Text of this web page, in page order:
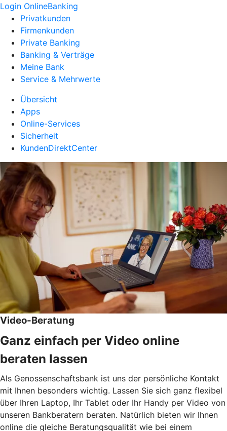
Login OnlineBanking
Privatkunden
Firmenkunden
Private Banking
Banking & Verträge
Meine Bank
Service & Mehrwerte
Übersicht
Apps
Online-Services
Sicherheit
KundenDirektCenter
Video-Beratung
Ganz einfach per Video online
beraten lassen
Als Genossenschaftsbank ist uns der persönliche Kontakt
mit Ihnen besonders wichtig. Lassen Sie sich ganz flexibel
über Ihren Laptop, Ihr Tablet oder Ihr Handy per Video von
unseren Bankberatern beraten. Natürlich bieten wir Ihnen
online die gleiche Beratungsqualität wie bei einem